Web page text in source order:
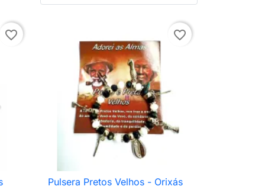
favorite_border favorite_border
 Vista rápida
Pulsera Pretos Velhos - Orixás